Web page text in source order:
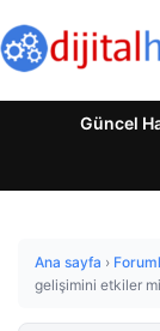
Güncel
Ana sayfa ›
gelişimini etkiler